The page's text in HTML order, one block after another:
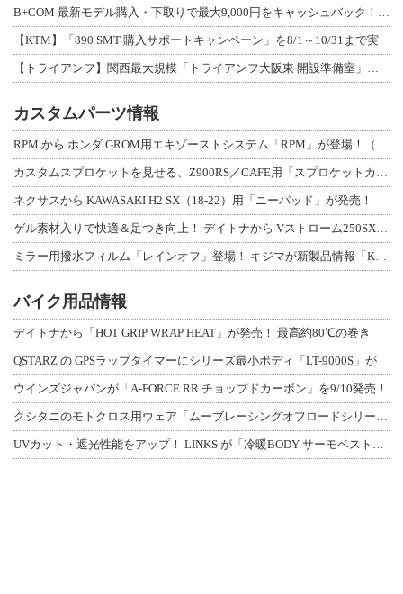
B+COM 最新モデル購入・下取りで最大9,000円をキャッシュバック！「B+F
【KTM】「890 SMT 購入サポートキャンペーン」を8/1～10/31まで実
【トライアンフ】関西最大規模「トライアンフ大阪東 開設準備室」がオープン！ 限定
カスタムパーツ情報
RPM から ホンダ GROM用エキゾーストシステム「RPM」が登場！（動画あり
カスタムスプロケットを見せる、Z900RS／CAFE用「スプロケットカバーフルキ
ネクサスから KAWASAKI H2 SX（18-22）用「ニーパッド」が発売！
ゲル素材入りで快適＆足つき向上！ デイトナから Vストローム250SX用「快適ロ
ミラー用撥水フィルム「レインオフ」登場！ キジマが新製品情報「KIJIMA NE
バイク用品情報
デイトナから「HOT GRIP WRAP HEAT」が発売！ 最高約80℃の巻き
QSTARZ の GPSラップタイマーにシリーズ最小ボディ「LT-9000S」が
ウインズジャパンが「A-FORCE RR チョップドカーボン」を9/10発売！
クシタニのモトクロス用ウェア「ムーブレーシングオフロードシリーズ」3アイテムが登
UVカット・遮光性能をアップ！ LINKS が「冷暖BODY サーモベスト」改良